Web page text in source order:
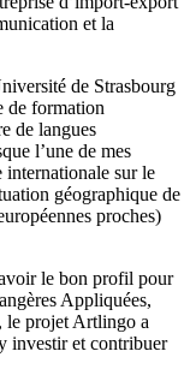
et la
de Strasbourg
de formation
de langues
l’une de mes
internationale sur le
géographique de
proches)
le bon profil pour
Appliquées,
le projet Artlingo a
investir et contribuer